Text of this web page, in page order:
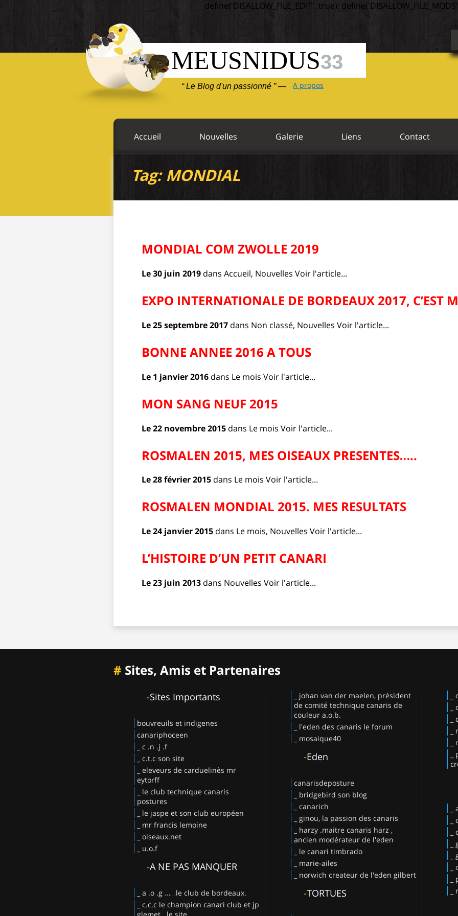
define('DISALLOW_FILE_EDIT', true);
MEUSNIDUS33
“ Le Blog d'un passionné ” — A propos
Accueil Nouvelles Galerie Liens Contact
Tag: MONDIAL
MONDIAL COM ZWOLLE 2019
Le 30 juin 2019 dans Accueil, Nouvelles Voir l'article...
EXPO INTERNATIONALE DE BORDEAUX 2017, C’EST
Le 25 septembre 2017 dans Non classé, Nouvelles Voir l'article...
BONNE ANNEE 2016 A TOUS
Le 1 janvier 2016 dans Le mois Voir l'article...
MON SANG NEUF 2015
Le 22 novembre 2015 dans Le mois Voir l'article...
ROSMALEN 2015, MES OISEAUX PRESENTES…..
Le 28 février 2015 dans Le mois Voir l'article...
ROSMALEN MONDIAL 2015. MES RESULTATS
Le 24 janvier 2015 dans Le mois, Nouvelles Voir l'article...
L’HISTOIRE D’UN PETIT CANARI
Le 23 juin 2013 dans Nouvelles Voir l'article...
# Sites, Amis et Partenaires
-Sites Importants
bouvreuils et indigenes
canariphoceen
_ c .n .j .f
_ c.t.c son site
_ eleveurs de carduelinès mr
eytorff
_ le club technique canaris
postures
_ le jaspe et son club européen
_ mr francis lemoine
_ oiseaux.net
_ u.o.f
-A NE PAS MANQUER
_ a .o .g ……le club de bordeaux.
_ c.c.c le champion canari club et jp
_ johan van der maelen, président
de comité technique canaris de
couleur a.o.b.
_ l'eden des canaris le forum
_ mosaique40
-Eden
canarisdeposture
_ bridgebird son blog
_ canarich
_ ginou, la passion des canaris
_ harzy .maitre canaris harz ,
ancien modérateur de l'eden
_ le canari timbrado
_ marie-ailes
_ norwich createur de l'eden gilbert
-TORTUES